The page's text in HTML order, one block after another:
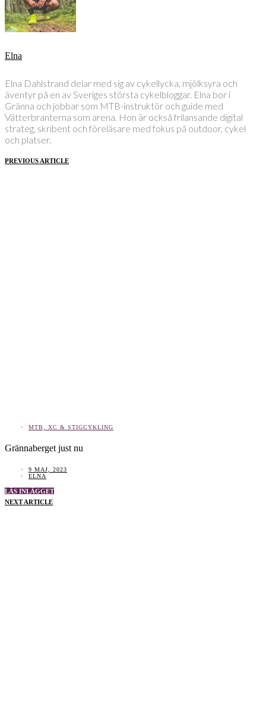
Elna
Elna Dahlstrand delar med sig av cykellycka, mjölksyra och
äventyr på en av Sveriges största cykelbloggar. Elna bor i
Gränna och jobbar som MTB-instruktör och guide med
Vätterbranterna som arena. Hon är också frilansande digital
strateg, skribent och föreläsare med fokus på outdoor, cykel
och platser.
PREVIOUS ARTICLE
MTB, XC & STIGCYKLING
Grännaberget just nu
9 MAJ, 2023
ELNA
LÄS INLÄGGET
NEXT ARTICLE